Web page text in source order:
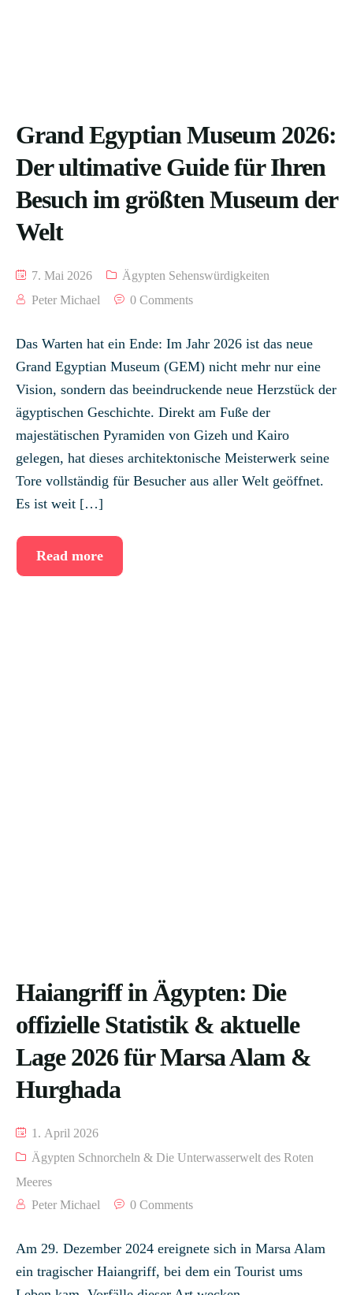
Grand Egyptian Museum 2026:
Der ultimative Guide für Ihren
Besuch im größten Museum der
Welt
7. Mai 2026
Ägypten Sehenswürdigkeiten
Peter Michael
0 Comments
Das Warten hat ein Ende: Im Jahr 2026 ist das neue
Grand Egyptian Museum (GEM) nicht mehr nur eine
Vision, sondern das beeindruckende neue Herzstück der
ägyptischen Geschichte. Direkt am Fuße der
majestätischen Pyramiden von Gizeh und Kairo
gelegen, hat dieses architektonische Meisterwerk seine
Tore vollständig für Besucher aus aller Welt geöffnet.
Es ist weit […]
Read more
Haiangriff in Ägypten: Die
offizielle Statistik & aktuelle
Lage 2026 für Marsa Alam &
Hurghada
1. April 2026
Ägypten Schnorcheln & Die Unterwasserwelt des Roten
Meeres
Peter Michael
0 Comments
Am 29. Dezember 2024 ereignete sich in Marsa Alam
ein tragischer Haiangriff, bei dem ein Tourist ums